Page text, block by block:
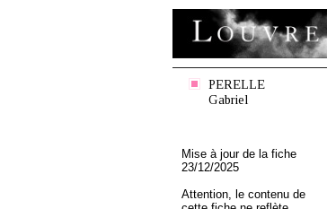
PERELLE
Gabriel
Mise à jour de la fiche
23/12/2025
Attention, le contenu de